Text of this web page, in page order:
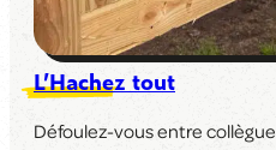
L’Hachez tout
Défoulez-vous entre